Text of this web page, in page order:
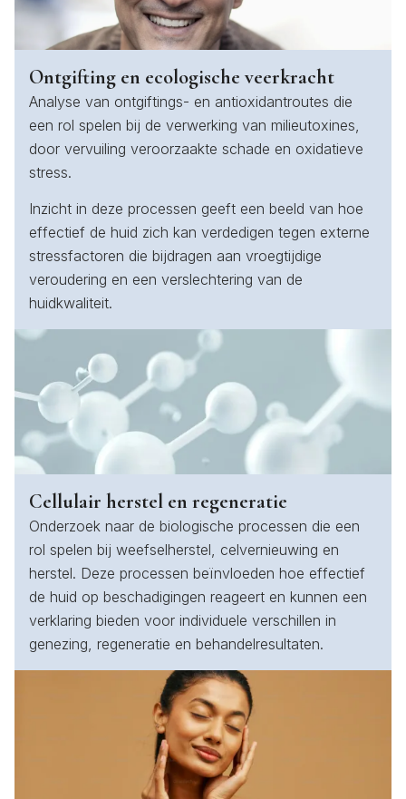
Ontgifting en ecologische veerkracht
Analyse van ontgiftings- en antioxidantroutes die
een rol spelen bij de verwerking van milieutoxines,
door vervuiling veroorzaakte schade en oxidatieve
stress.
Inzicht in deze processen geeft een beeld van hoe
effectief de huid zich kan verdedigen tegen externe
stressfactoren die bijdragen aan vroegtijdige
veroudering en een verslechtering van de
huidkwaliteit.
Cellulair herstel en regeneratie
Onderzoek naar de biologische processen die een
rol spelen bij weefselherstel, celvernieuwing en
herstel. Deze processen beïnvloeden hoe effectief
de huid op beschadigingen reageert en kunnen een
verklaring bieden voor individuele verschillen in
genezing, regeneratie en behandelresultaten.